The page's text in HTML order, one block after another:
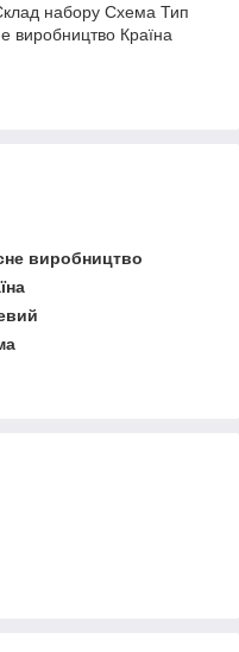
набору Схема Тип
виробництво Країна
виробництво